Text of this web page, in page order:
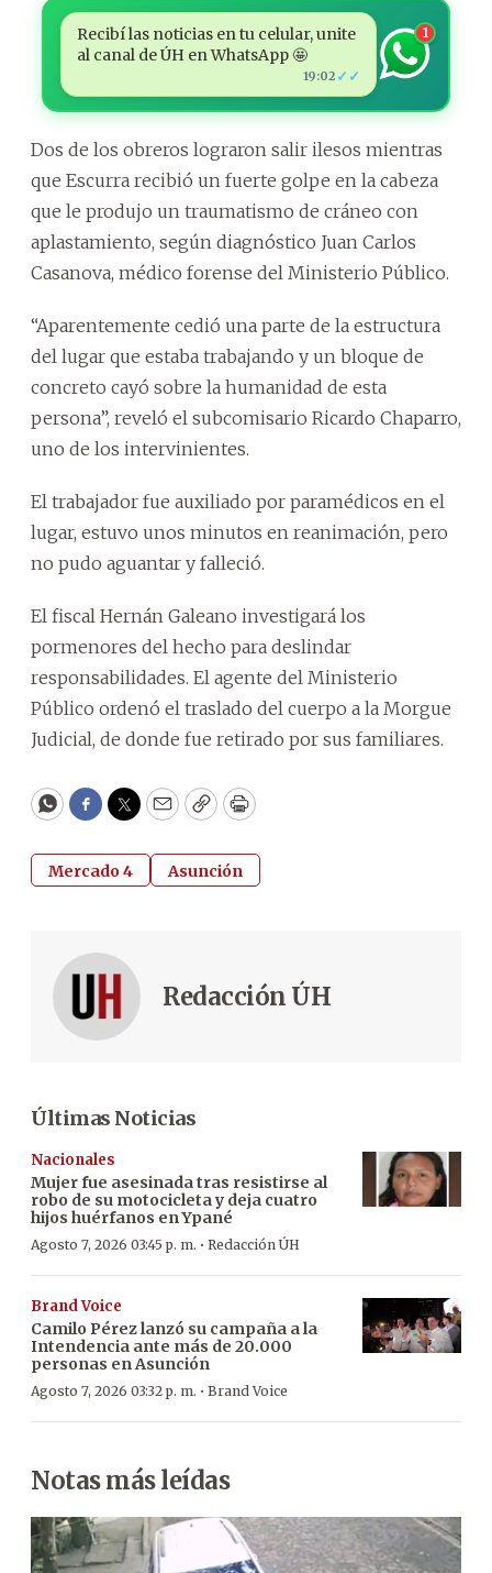
Recibí las noticias en tu celular, unite
al canal de ÚH en WhatsApp 🤩
19:02 ✓✓
1
Dos de los obreros lograron salir ilesos mientras
que Escurra recibió un fuerte golpe en la cabeza
que le produjo un traumatismo de cráneo con
aplastamiento, según diagnóstico Juan Carlos
Casanova, médico forense del Ministerio Público.
“Aparentemente cedió una parte de la estructura
del lugar que estaba trabajando y un bloque de
concreto cayó sobre la humanidad de esta
persona”, reveló el subcomisario Ricardo Chaparro,
uno de los intervinientes.
El trabajador fue auxiliado por paramédicos en el
lugar, estuvo unos minutos en reanimación, pero
no pudo aguantar y falleció.
El fiscal Hernán Galeano investigará los
pormenores del hecho para deslindar
responsabilidades. El agente del Ministerio
Público ordenó el traslado del cuerpo a la Morgue
Judicial, de donde fue retirado por sus familiares.
WhatsApp
Facebook
Twitter
EmailCopyPrint
Mercado 4 Asunción
Redacción ÚH
Últimas Noticias
Nacionales
Mujer fue asesinada tras resistirse al
robo de su motocicleta y deja cuatro
hijos huérfanos en Ypané
Agosto 7, 2026 03:45 p. m. · Redacción ÚH
Brand Voice
Camilo Pérez lanzó su campaña a la
Intendencia ante más de 20.000
personas en Asunción
Agosto 7, 2026 03:32 p. m. · Brand Voice
Notas más leídas